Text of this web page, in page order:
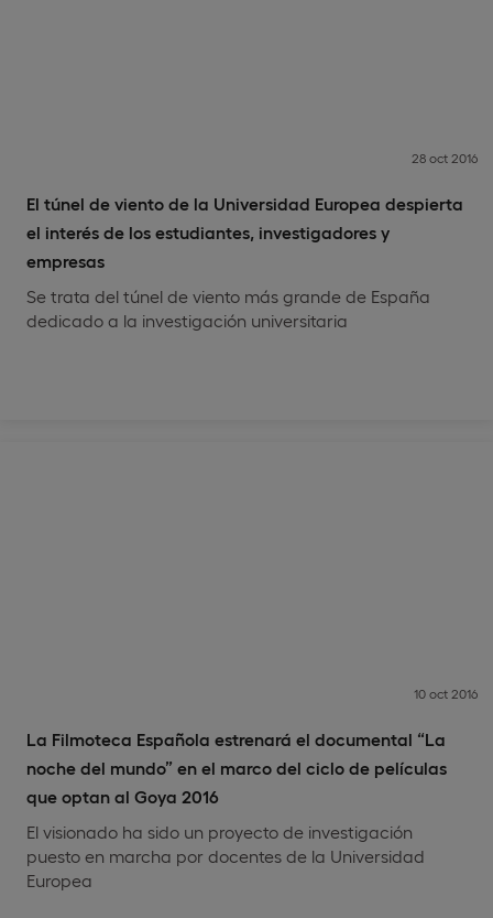
El túnel de viento de la Universidad Europea despierta
el interés de los estudiantes, investigadores y
empresas
28 oct 2016
Se trata del túnel de viento más grande de España
dedicado a la investigación universitaria
La Filmoteca Española estrenará el documental “La
noche del mundo” en el marco del ciclo de películas
que optan al Goya 2016
10 oct 2016
El visionado ha sido un proyecto de investigación
puesto en marcha por docentes de la Universidad
Europea